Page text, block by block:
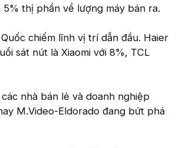
thị phần về lượng máy bán ra.
chiếm lĩnh vị trí dẫn đầu. Haier
sát nút là Xiaomi với 8%, TCL
nhà bán lẻ và doanh nghiệp
M.Video-Eldorado đang bứt phá